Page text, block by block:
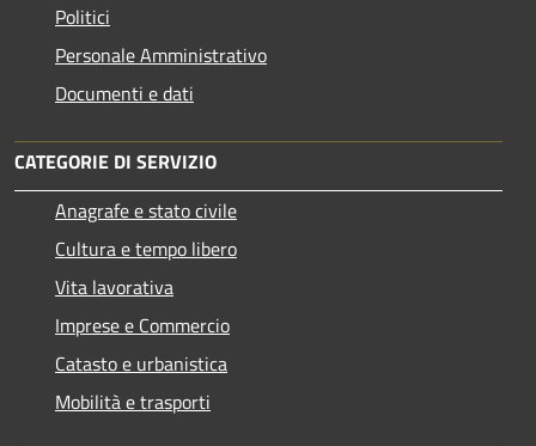
Politici
Personale Amministrativo
Documenti e dati
CATEGORIE DI SERVIZIO
Anagrafe e stato civile
Cultura e tempo libero
Vita lavorativa
Imprese e Commercio
Catasto e urbanistica
Mobilità e trasporti